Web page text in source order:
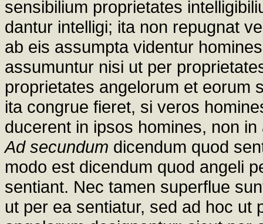
sensibilium proprietates
dantur intelligi; ita non repugnat
ab eis assumpta videntur
assumuntur nisi ut per
proprietates angelorum et eorum
ita congrue fieret, si veros
ducerent in ipsos homines, non in
Ad secundum dicendum quod
modo est dicendum quod angeli
sentiant. Nec tamen superflue
ut per ea sentiatur, sed ad hoc ut